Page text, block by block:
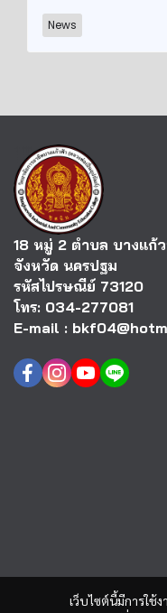
News
เว็บไซต์นี้มีการใช้
18 หมู่ 2 ตำบล บางแก้
จังหวัด นครปฐม
รหัสไปรษณีย์ 73120
โทร: 034-277081
E-mail :